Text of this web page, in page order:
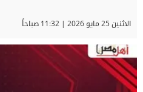
الاثنين 25 مايو 2026 | 11:32 صباحاً